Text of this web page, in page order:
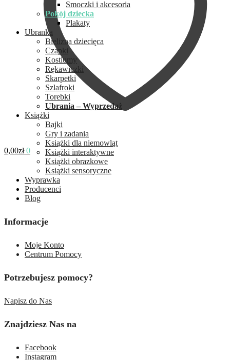
0,00zł 0
Smoczki i akcesoria
Pokój dziecka
Plakaty
Ubranka
Bielizna dziecięca
Czapki
Kostiumy
Rękawiczki
Skarpetki
Szlafroki
Torebki
Ubrania – Wyprzedaż
Książki
Bajki
Gry i zadania
Książki dla niemowląt
Książki interaktywne
Książki obrazkowe
Książki sensoryczne
Wyprawka
Producenci
Blog
Informacje
Moje Konto
Centrum Pomocy
Potrzebujesz pomocy?
Napisz do Nas
Znajdziesz Nas na
Facebook
Instagram